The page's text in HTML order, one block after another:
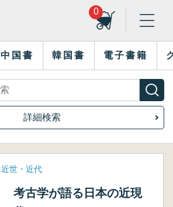
0
中国書 韓国書 電子書籍
詳細検索
近世・近代
考古学が語る日本の近現